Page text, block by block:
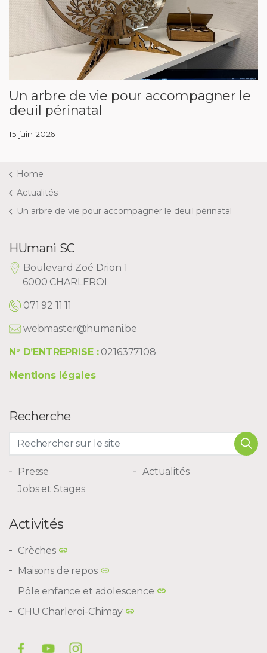
Un arbre de vie pour accompagner le
deuil périnatal
15 juin 2026
Home
Actualités
Un arbre de vie pour accompagner le deuil périnatal
HUmani SC
Boulevard Zoé Drion 1
6000 CHARLEROI
071 92 11 11
webmaster@humani.be
N° D’ENTREPRISE :0216377108
Mentions légales
Recherche
Presse
Actualités
Jobs et Stages
Activités
Crèches
Maisons de repos
Pôle enfance et adolescence
CHU Charleroi-Chimay